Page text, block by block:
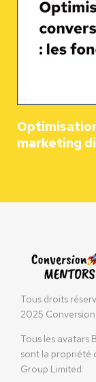
marketing
Tous droits
2025
Tous les avatars
sont la propriété
Group Limited.